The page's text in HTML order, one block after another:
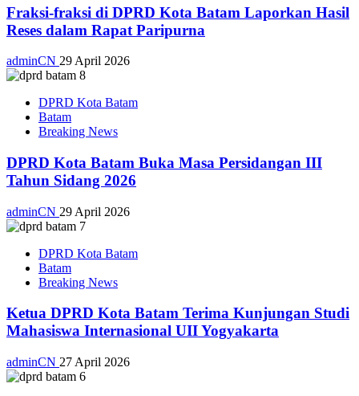
Fraksi-fraksi di DPRD Kota Batam Laporkan Hasil
Reses dalam Rapat Paripurna
adminCN 29 April 2026
DPRD Kota Batam
Batam
Breaking News
DPRD Kota Batam Buka Masa Persidangan III
Tahun Sidang 2026
adminCN 29 April 2026
DPRD Kota Batam
Batam
Breaking News
Ketua DPRD Kota Batam Terima Kunjungan Studi
Mahasiswa Internasional UII Yogyakarta
adminCN 27 April 2026